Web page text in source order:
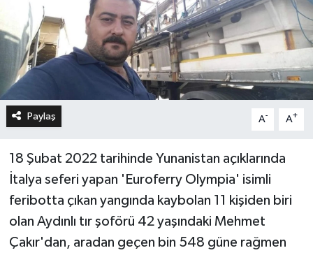
Paylaş A- A+
18 Şubat 2022 tarihinde Yunanistan açıklarında
İtalya seferi yapan 'Euroferry Olympia' isimli
feribotta çıkan yangında kaybolan 11 kişiden biri
olan Aydınlı tır şoförü 42 yaşındaki Mehmet
Çakır'dan, aradan geçen bin 548 güne rağmen